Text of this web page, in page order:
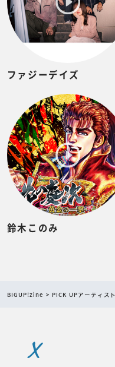
ファジーデイズ
鈴木このみ
BIGUP!zine PICK UPアーティスト
X